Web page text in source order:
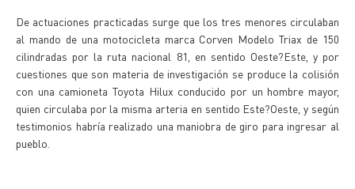
De actuaciones practicadas surge que los tres menores circulaban
al mando de una motocicleta marca Corven Modelo Triax de 150
cilindradas por la ruta nacional 81, en sentido Oeste?Este, y por
cuestiones que son materia de investigación se produce la colisión
con una camioneta Toyota Hilux conducido por un hombre mayor,
quien circulaba por la misma arteria en sentido Este?Oeste, y según
testimonios habría realizado una maniobra de giro para ingresar al
pueblo.